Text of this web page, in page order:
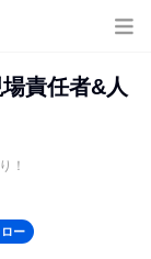
責任者&人
！
ー